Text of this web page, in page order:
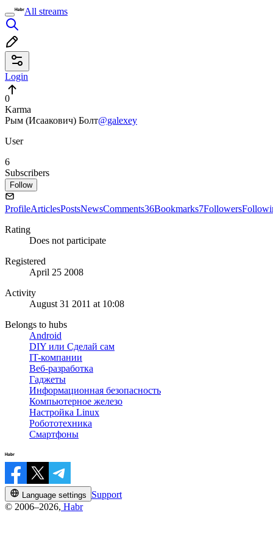
All streams
Login
0
Karma
Рым (Исаакович) Болт@galexey
User
6
Subscribers
Follow
ProfileArticlesPostsNewsComments36Bookmarks7Followers
Rating
Does not participate
Registered
April 25 2008
Activity
August 31 2011 at 10:08
Belongs to hubs
Android
DIY или Сделай сам
IT-компании
Веб-разработка
Гаджеты
Информационная безопасность
Компьютерное железо
Настройка Linux
Робототехника
Смартфоны
Language settings
Support
© 2006–2026, Habr